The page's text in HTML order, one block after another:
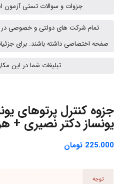
جزوات و سوالات تستی آزمون
تمام شرکت های دولتی و خصوصی
صفحه اختصاصی داشته باشند. برای
تبلیغات شما در این
جزوه کنترل پرتوهای
یونساز دکتر نصیری +
225.000 تومان
توجه